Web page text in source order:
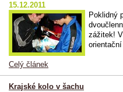
15.12.2011
Poklidný
zážitek!
Celý článek
Krajské kolo v šachu